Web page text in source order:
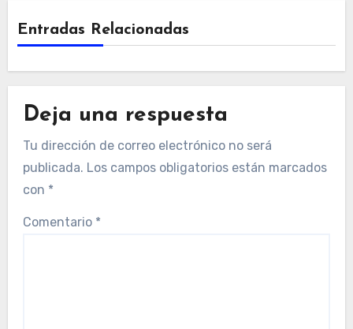
Entradas Relacionadas
Deja una respuesta
Tu dirección de correo electrónico no será
publicada. Los campos obligatorios están marcados
con *
Comentario *